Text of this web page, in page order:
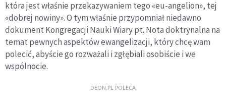
która jest właśnie przekazywaniem tego «eu-angelion», tej
«dobrej nowiny». O tym właśnie przypomniał niedawno
dokument Kongregacji Nauki Wiary pt. Nota doktrynalna na
temat pewnych aspektów ewangelizacji, który chcę wam
polecić, abyście go rozważali i zgłębiali osobiście i we
wspólnocie.
DEON.PL POLECA